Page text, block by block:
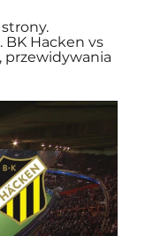
BK Hacken vs
przewidywania